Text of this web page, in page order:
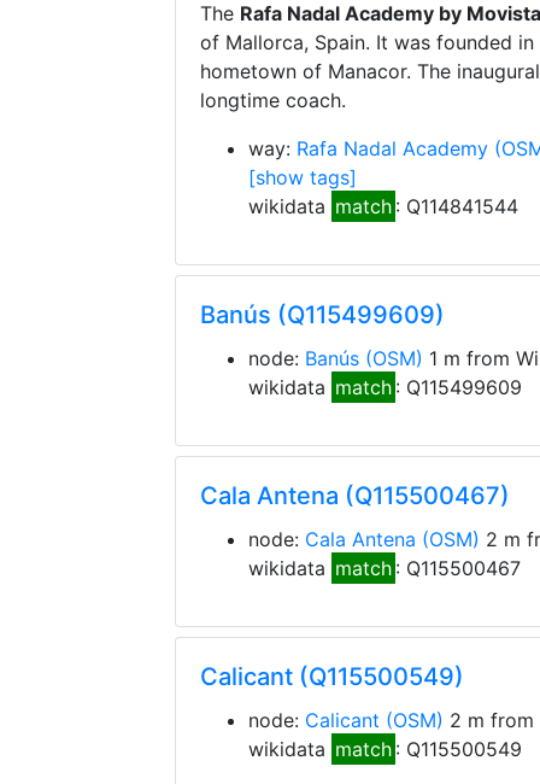
The Rafa Nadal Academy by
of Mallorca, Spain. It was founded
hometown of Manacor. The
longtime coach.
way: Rafa Nadal Academy
[show tags]
wikidata match : Q114841544
Banús (Q115499609)
node: Banús (OSM) 1 m from
wikidata match : Q115499609
Cala Antena (Q115500467)
node: Cala Antena (OSM) 2 m
wikidata match : Q115500467
Calicant (Q115500549)
node: Calicant (OSM) 2 m
wikidata match : Q115500549